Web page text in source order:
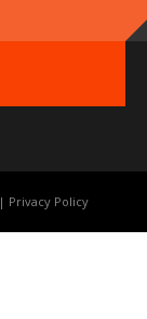
| Privacy Policy